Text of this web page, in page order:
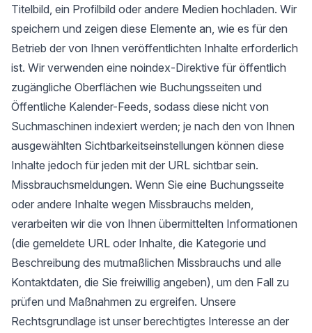
Titelbild, ein Profilbild oder andere Medien hochladen. Wir
speichern und zeigen diese Elemente an, wie es für den
Betrieb der von Ihnen veröffentlichten Inhalte erforderlich
ist. Wir verwenden eine noindex-Direktive für öffentlich
zugängliche Oberflächen wie Buchungsseiten und
Öffentliche Kalender-Feeds, sodass diese nicht von
Suchmaschinen indexiert werden; je nach den von Ihnen
ausgewählten Sichtbarkeitseinstellungen können diese
Inhalte jedoch für jeden mit der URL sichtbar sein.
Missbrauchsmeldungen. Wenn Sie eine Buchungsseite
oder andere Inhalte wegen Missbrauchs melden,
verarbeiten wir die von Ihnen übermittelten Informationen
(die gemeldete URL oder Inhalte, die Kategorie und
Beschreibung des mutmaßlichen Missbrauchs und alle
Kontaktdaten, die Sie freiwillig angeben), um den Fall zu
prüfen und Maßnahmen zu ergreifen. Unsere
Rechtsgrundlage ist unser berechtigtes Interesse an der